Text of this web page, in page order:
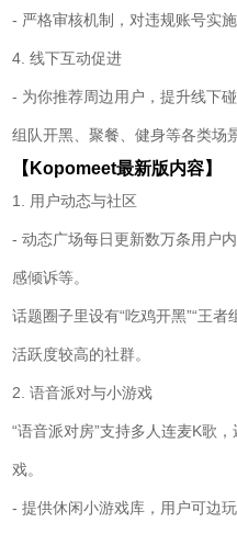
- 严格审核机制，对违规账号实
4. 线下互动促进
- 为你推荐周边用户，提升线下
组队开黑、聚餐、健身等各类场
【Kopomeet最新版内容】
1. 用户动态与社区
- 动态广场每日更新数万条用户
感倾诉等。
话题圈子里设有“吃鸡开黑”“王
活跃度较高的社群。
2. 语音派对与小游戏
“语音派对房”支持多人连麦K歌
戏。
- 提供休闲小游戏库，用户可边